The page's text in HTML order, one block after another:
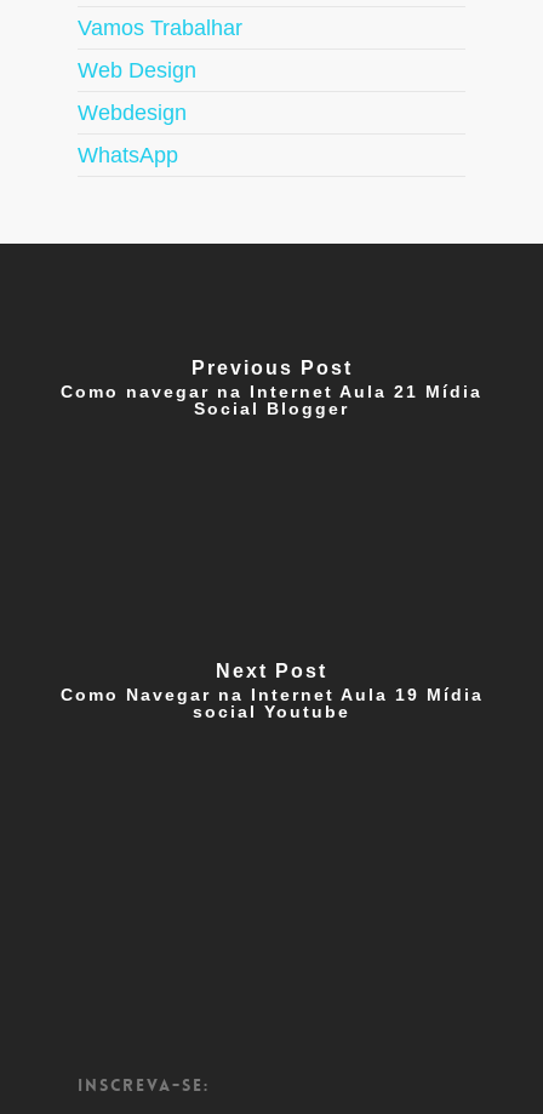
Vamos Trabalhar
Web Design
Webdesign
WhatsApp
Previous Post
Como navegar na Internet Aula 21 Mídia
Social Blogger
Next Post
Como Navegar na Internet Aula 19 Mídia
social Youtube
Inscreva-se: